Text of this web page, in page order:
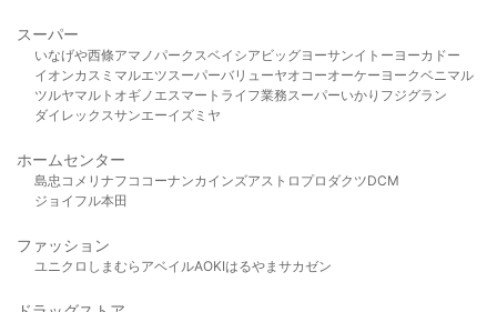
スーパー
いなげや西條アマノパークスベイシア ビッグヨーサンイトーヨーカドー
イオンカスミ マルエツスーパーバリューヤオコーオーケー ヨークベニマル
ツルヤマルト オギノ エスマート ライフ業務スーパーいかり フジグラン
ダイレックスサンエーイズミヤ
ホームセンター
島忠 コメリ ナフコ コーナンカインズアストロプロダクツDCM
ジョイフル本田
ファッション
ユニクロ しまむら アベイルAOKIはるやま サカゼン